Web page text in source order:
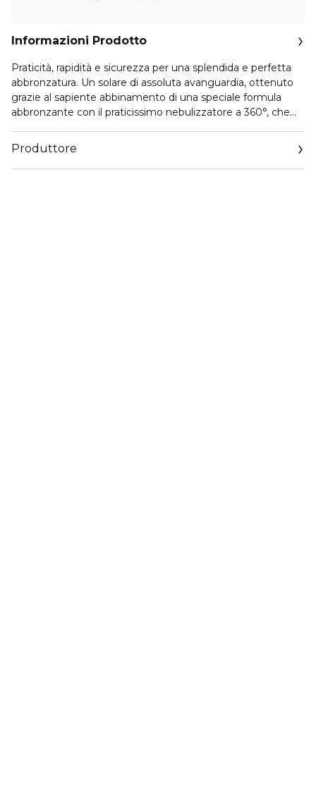
Informazioni Prodotto
Praticità, rapidità e sicurezza per una splendida e perfetta
abbronzatura. Un solare di assoluta avanguardia, ottenuto
grazie al sapiente abbinamento di una speciale formula
abbronzante con il praticissimo nebulizzatore a 360°, che
tutto il corpo, anche nelle zone più difficili da raggiungere.
Trasparente e ultra-fresco, penetra immediatamente, si
asciuga subito e, contrariamente a molti spray, lascia la pelle
Produttore